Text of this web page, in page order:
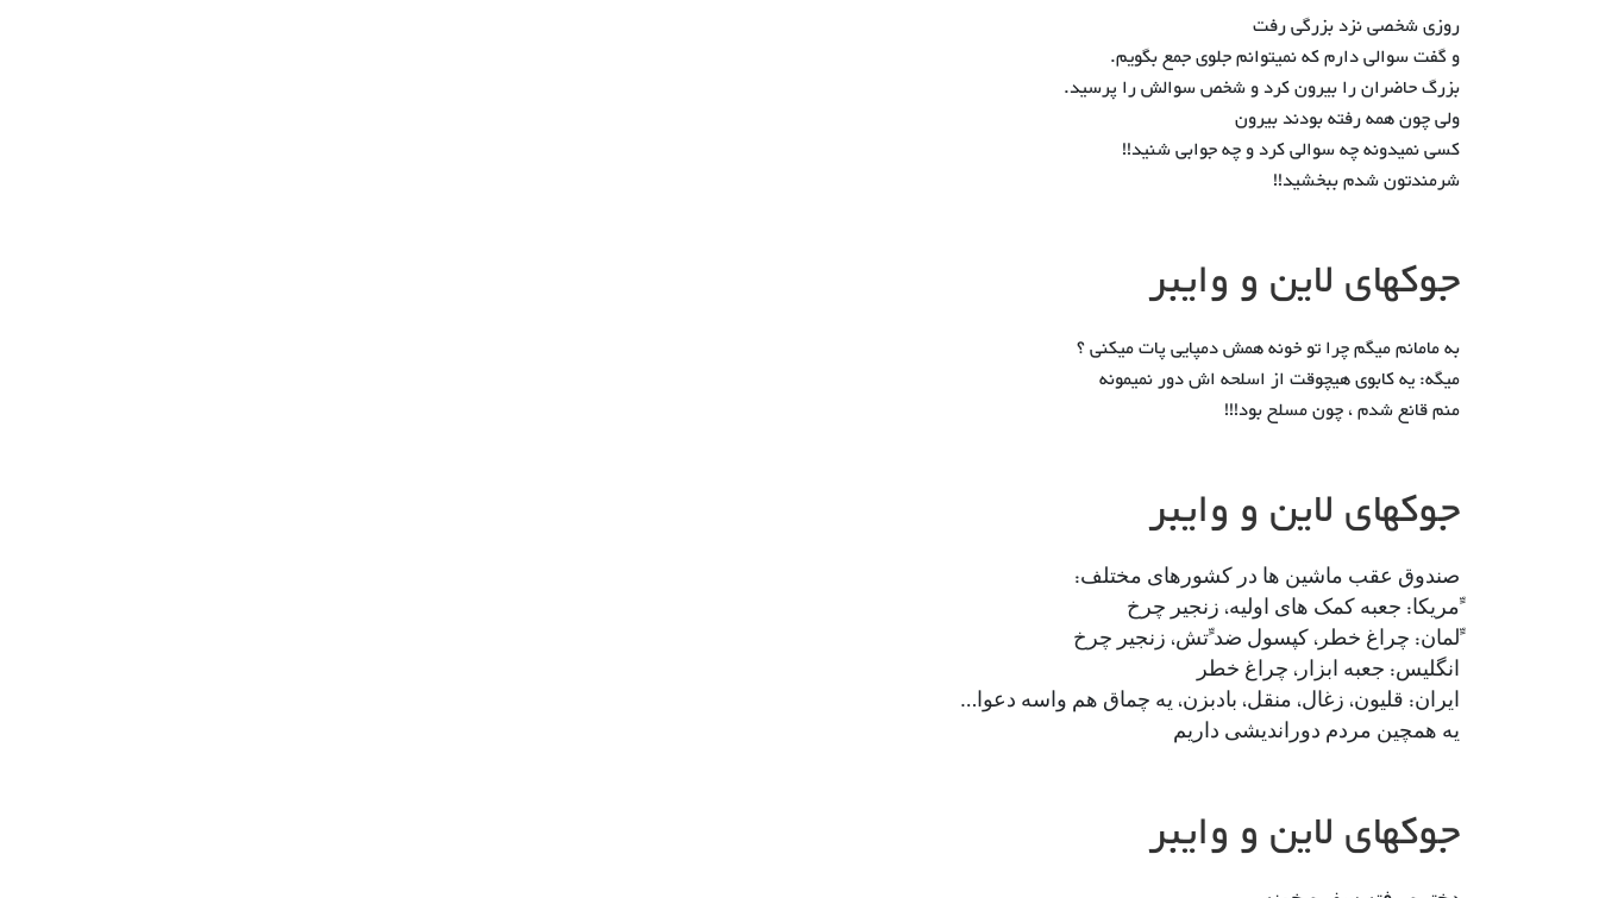
روزی شخصی نزد بزرگی رفت
و گفت سوالی دارم که نمیتوانم جلوی جمع بگویم.
بزرگ حاضران را بیرون کرد و شخص سوالش را پرسید.
ولی چون همه رفته بودند بیرون
کسی نمیدونه چه سوالی کرد و چه جوابی شنید!!
شرمندتون شدم ببخشید!!
جوکهای لاین و وایبر
به مامانم میگم چرا تو خونه همش دمپایی پات میکنی ؟
میگه: یه کابوی هیچوقت از اسلحه اش دور نمیمونه
منم قانع شدم ، چون مسلح بود!!!
جوکهای لاین و وایبر
ﺻﻨﺪﻭﻕ ﻋﻘﺐ ﻣﺎﺷﯿﻦ ﻫﺎ ﺩﺭ ﮐﺸﻮﺭﻫﺎﯼ ﻣﺨﺘﻠﻒ:
ﺁﻣﺮﯾﮑﺎ: ﺟﻌﺒﻪ ﮐﻤﮏ ﻫﺎﯼ ﺍﻭﻟﯿﻪ، ﺯﻧﺠﯿﺮ ﭼﺮﺥ
ﺁﻟﻤﺎﻥ: ﭼﺮﺍﻍ ﺧﻄﺮ، ﮐﭙﺴﻮﻝ ﺿﺪ ﺁﺗﺶ، ﺯﻧﺠﯿﺮ ﭼﺮﺥ
ﺍﻧﮕﻠﯿﺲ: ﺟﻌﺒﻪ ﺍﺑﺰﺍﺭ، ﭼﺮﺍﻍ ﺧﻄﺮ
ﺍﯾﺮﺍﻥ: ﻗﻠﯿﻮﻥ، ﺯﻏﺎﻝ، ﻣﻨﻘﻞ، ﺑﺎﺩﺑﺰﻥ، ﯾﻪ ﭼﻤﺎﻕ ﻫﻢ ﻭﺍﺳﻪ ﺩﻋﻮﺍ…
ﯾﻪ ﻫﻤﭽﯿﻦ ﻣﺮﺩﻡ ﺩﻭﺭﺍﻧﺪﯾﺸﯽ ﺩﺍﺭﯾﻢ
جوکهای لاین و وایبر